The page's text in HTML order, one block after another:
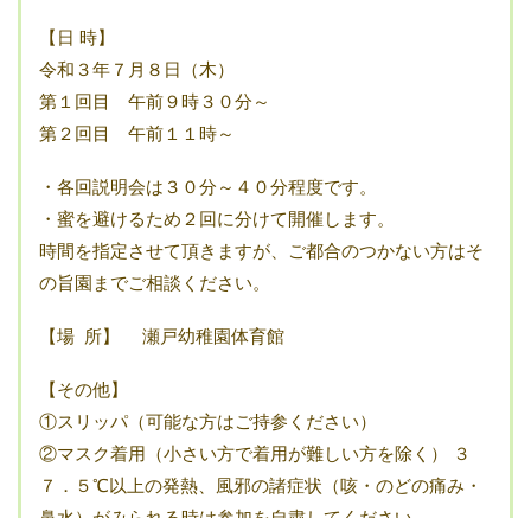
【日 時】
令和３年７月８日（木）
第１回目 午前９時３０分～
第２回目 午前１１時～
・各回説明会は３０分～４０分程度です。
・蜜を避けるため２回に分けて開催します。
時間を指定させて頂きますが、ご都合のつかない方はそ
の旨園までご相談ください。
【場 所】 瀬戸幼稚園体育館
【その他】
①スリッパ（可能な方はご持参ください）
②マスク着用（小さい方で着用が難しい方を除く） ３
７．５℃以上の発熱、風邪の諸症状（咳・のどの痛み・